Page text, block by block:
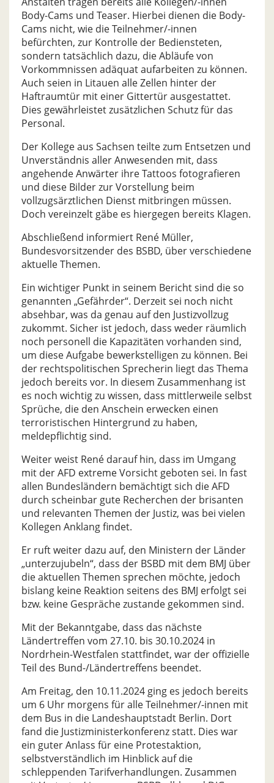
Body-Cams und Teaser. Hierbei dienen die Body-
Cams nicht, wie die Teilnehmer/-innen
befürchten, zur Kontrolle der Bediensteten,
sondern tatsächlich dazu, die Abläufe von
Vorkommnissen adäquat aufarbeiten zu können.
Auch seien in Litauen alle Zellen hinter der
Haftraumtür mit einer Gittertür ausgestattet.
Dies gewährleistet zusätzlichen Schutz für das
Personal.
Der Kollege aus Sachsen teilte zum Entsetzen und
Unverständnis aller Anwesenden mit, dass
angehende Anwärter ihre Tattoos fotografieren
und diese Bilder zur Vorstellung beim
vollzugsärztlichen Dienst mitbringen müssen.
Doch vereinzelt gäbe es hiergegen bereits Klagen.
Abschließend informiert René Müller,
Bundesvorsitzender des BSBD, über verschiedene
aktuelle Themen.
Ein wichtiger Punkt in seinem Bericht sind die so
genannten „Gefährder“. Derzeit sei noch nicht
absehbar, was da genau auf den Justizvollzug
zukommt. Sicher ist jedoch, dass weder räumlich
noch personell die Kapazitäten vorhanden sind,
um diese Aufgabe bewerkstelligen zu können. Bei
der rechtspolitischen Sprecherin liegt das Thema
jedoch bereits vor. In diesem Zusammenhang ist
es noch wichtig zu wissen, dass mittlerweile selbst
Sprüche, die den Anschein erwecken einen
terroristischen Hintergrund zu haben,
meldepflichtig sind.
Weiter weist René darauf hin, dass im Umgang
mit der AFD extreme Vorsicht geboten sei. In fast
allen Bundesländern bemächtigt sich die AFD
durch scheinbar gute Recherchen der brisanten
und relevanten Themen der Justiz, was bei vielen
Kollegen Anklang findet.
Er ruft weiter dazu auf, den Ministern der Länder
„unterzujubeln“, dass der BSBD mit dem BMJ über
die aktuellen Themen sprechen möchte, jedoch
bislang keine Reaktion seitens des BMJ erfolgt sei
bzw. keine Gespräche zustande gekommen sind.
Mit der Bekanntgabe, dass das nächste
Ländertreffen vom 27.10. bis 30.10.2024 in
Nordrhein-Westfalen stattfindet, war der offizielle
Teil des Bund-/Ländertreffens beendet.
Am Freitag, den 10.11.2024 ging es jedoch bereits
um 6 Uhr morgens für alle Teilnehmer/-innen mit
dem Bus in die Landeshauptstadt Berlin. Dort
fand die Justizministerkonferenz statt. Dies war
ein guter Anlass für eine Protestaktion,
selbstverständlich im Hinblick auf die
schleppenden Tarifverhandlungen. Zusammen